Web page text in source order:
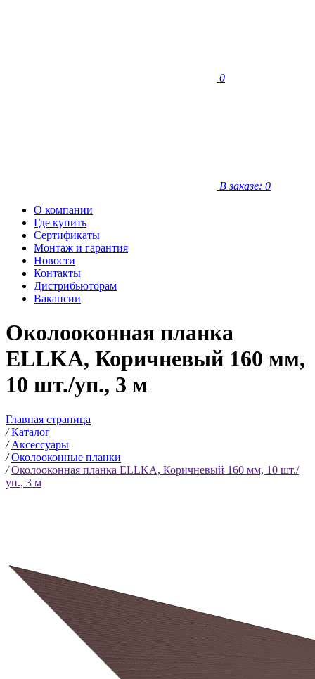
0
В заказе: 0
О компании
Где купить
Сертификаты
Монтаж и гарантия
Новости
Контакты
Дистрибьюторам
Вакансии
Околооконная планка
ELLKA, Коричневый 160 мм,
10 шт./уп., 3 м
Главная страница
/Каталог
/Аксессуары
/Околооконные планки
/Околооконная планка ELLKA, Коричневый 160 мм, 10 шт./
уп., 3 м